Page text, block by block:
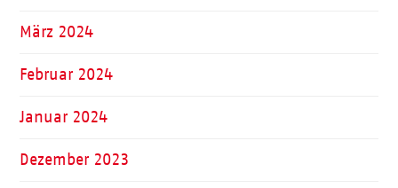
März 2024
Februar 2024
Januar 2024
Dezember 2023